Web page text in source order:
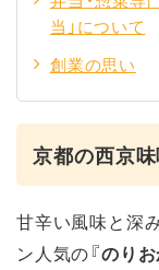
当」について
創業の思い
京都の西京
甘辛い風味と深
ン人気の『のりお